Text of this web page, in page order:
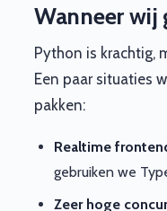
Wanneer wij
Python is krachtig,
Een paar situaties
pakken:
Realtime
gebruiken we
Zeer hoge